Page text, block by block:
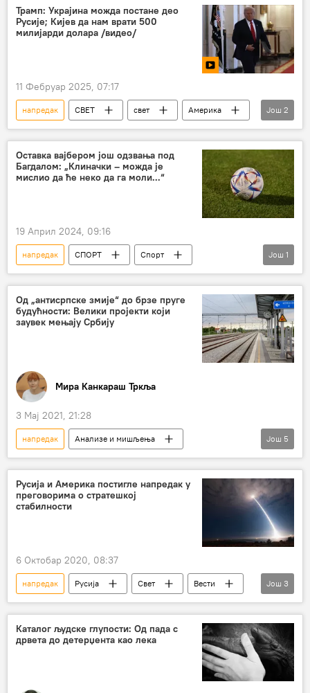
Специјална војна операција у Украјини – вести
технологија
Трамп: Украјина можда постане део
Русије; Кијев да нам врати 500
милијарди долара /видео/
11 Фебруар 2025, 07:17
напредак СВЕТ свет
Америка
Доналд Трамп
Украјина
Још 2
Оставка вајбером још одзвања под
Багдалом: „Клиначки – можда је
мислио да ће неко да га моли...“
19 Април 2024, 09:16
напредак СПОРТ
Спорт
Фудбал
Суперлига Србије
Још 1
Од „антисрпске змије“ до брзе пруге
будућности: Велики пројекти који
заувек мењају Србију
Мира Канкараш Тркља
3 Мај 2021, 21:28
напредак
Анализе и мишљења
Коментари и Аналитика
пројекти
железница
ауто-пут привреда
Још 5
Русија и Америка постигле напредак у
преговорима о стратешкој
стабилности
6 Октобар 2020, 08:37
напредак Русија Свет
Вести
стратешка стабилност
Москва
Вашингтон
Још 3
Каталог људске глупости: Од пада с
дрвета до детерџента као лека